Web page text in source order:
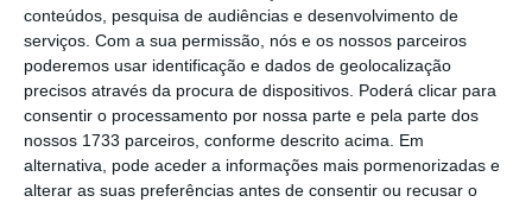
conteúdos, pesquisa de audiências e desenvolvimento de
serviços. Com a sua permissão, nós e os nossos parceiros
poderemos usar identificação e dados de geolocalização
precisos através da procura de dispositivos. Poderá clicar para
consentir o processamento por nossa parte e pela parte dos
nossos 1733 parceiros, conforme descrito acima. Em
alternativa, pode aceder a informações mais pormenorizadas e
alterar as suas preferências antes de consentir ou recusar o
Assine o ECO Premium
No momento em que a informação é
mais importante do que nunca, apoie
o jornalismo independente e rigoroso.